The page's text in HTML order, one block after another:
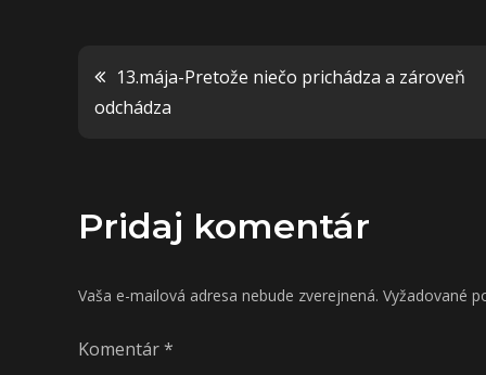
Navigácia
článku
13.mája-Pretože niečo prichádza a zároveň
odchádza
Pridaj komentár
Vaša e-mailová adresa nebude zverejnená. Vyžadované
Komentár*